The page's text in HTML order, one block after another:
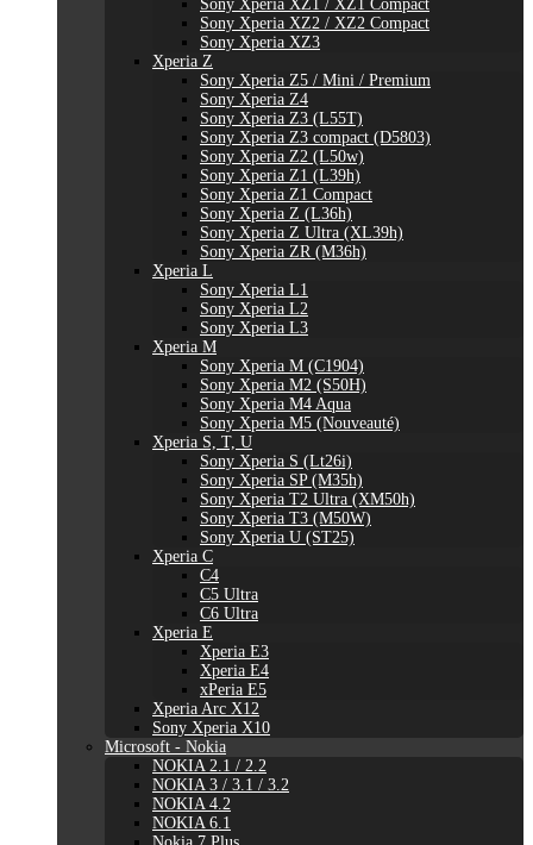
Sony Xperia XZ1 / XZ1 Compact
Sony Xperia XZ2 / XZ2 Compact
Sony Xperia XZ3
Xperia Z
Sony Xperia Z5 / Mini / Premium
Sony Xperia Z4
Sony Xperia Z3 (L55T)
Sony Xperia Z3 compact (D5803)
Sony Xperia Z2 (L50w)
Sony Xperia Z1 (L39h)
Sony Xperia Z1 Compact
Sony Xperia Z (L36h)
Sony Xperia Z Ultra (XL39h)
Sony Xperia ZR (M36h)
Xperia L
Sony Xperia L1
Sony Xperia L2
Sony Xperia L3
Xperia M
Sony Xperia M (C1904)
Sony Xperia M2 (S50H)
Sony Xperia M4 Aqua
Sony Xperia M5 (Nouveauté)
Xperia S, T, U
Sony Xperia S (Lt26i)
Sony Xperia SP (M35h)
Sony Xperia T2 Ultra (XM50h)
Sony Xperia T3 (M50W)
Sony Xperia U (ST25)
Xperia C
C4
C5 Ultra
C6 Ultra
Xperia E
Xperia E3
Xperia E4
xPeria E5
Xperia Arc X12
Sony Xperia X10
Microsoft - Nokia
NOKIA 2.1 / 2.2
NOKIA 3 / 3.1 / 3.2
NOKIA 4.2
NOKIA 6.1